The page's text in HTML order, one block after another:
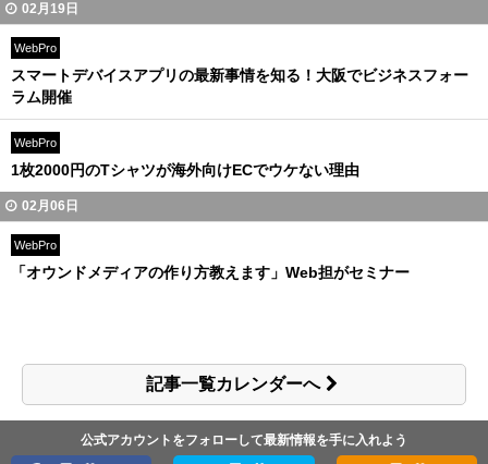
02月19日
WebPro
スマートデバイスアプリの最新事情を知る！大阪でビジネスフォー
ラム開催
WebPro
1枚2000円のTシャツが海外向けECでウケない理由
02月06日
WebPro
「オウンドメディアの作り方教えます」Web担がセミナー
記事一覧カレンダーへ
公式アカウントをフォローして最新情報を手に入れよう